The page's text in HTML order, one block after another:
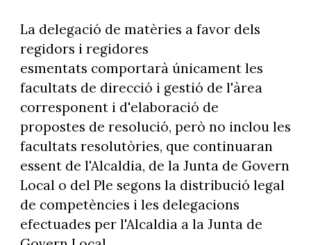
La delegació de matèries a favor dels
regidors i regidores
esmentats comportarà únicament les
facultats de direcció i gestió de l'àrea
corresponent i d'elaboració de
propostes de resolució, però no inclou les
facultats resolutòries, que continuaran
essent de l'Alcaldia, de la Junta de Govern
Local o del Ple segons la distribució legal
de competències i les delegacions
efectuades per l'Alcaldia a la Junta de